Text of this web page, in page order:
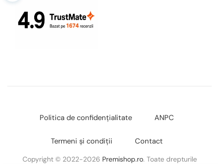
Politica de confidențialitate ANPC
Termeni și condiții Contact
Copyright © 2022-2026 Premishop.ro. Toate drepturile